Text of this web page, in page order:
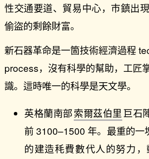
性交通要道、貿易中心，市鎮出
偷盜的剩餘財富。
新石器革命是一箇技術經濟過程
process，沒有科學的幫助，工匠
識。這時唯一的科學是天文學。
英格蘭南部索爾茲伯里巨石
前 3100–1500 年。最重的一
的建造秏費數代人的努力